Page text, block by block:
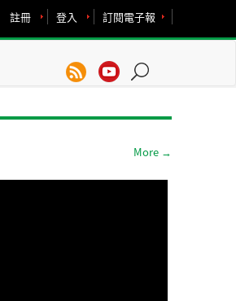
訂閱電子報
登入
註冊
More →